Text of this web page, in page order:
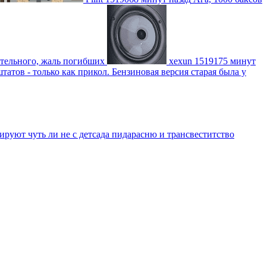
жаль погибших xexun 1519175 минут
- только как прикол. Бензиновая версия старая была у
чуть ли не с детсада пидарасню и трансвеститство